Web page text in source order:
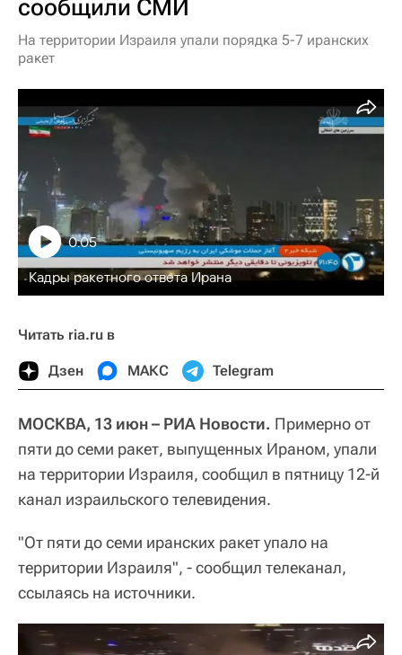
сообщили СМИ
На территории Израиля упали порядка 5-7 иранских
ракет
Кадры ракетного ответа Ирана
0:05
Читать ria.ru в
Дзен МАКС Telegram
МОСКВА, 13 июн – РИА Новости. Примерно от
пяти до семи ракет, выпущенных Ираном, упали
на территории Израиля, сообщил в пятницу 12-й
канал израильского телевидения.
"От пяти до семи иранских ракет упало на
территории Израиля", - сообщил телеканал,
ссылаясь на источники.